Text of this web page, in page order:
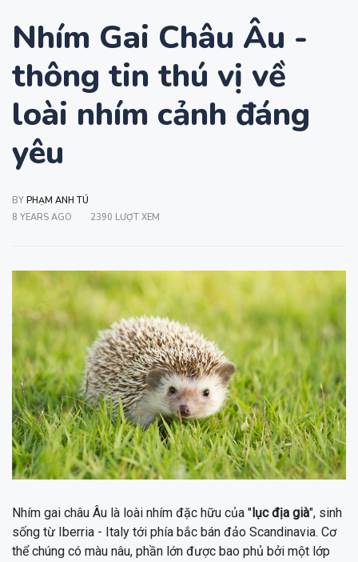
Nhím Gai Châu Âu -
thông tin thú vị về
loài nhím cảnh đáng
yêu
BY PHẠM ANH TÚ
8 YEARS AGO
2390 LƯỢT XEM
Nhím gai châu Âu là loài nhím đặc hữu của " lục địa già", sinh
sống từ Iberria - Italy tới phía bắc bán đảo Scandinavia. Cơ
thể chúng có màu nâu, phần lớn được bao phủ bởi một lớp